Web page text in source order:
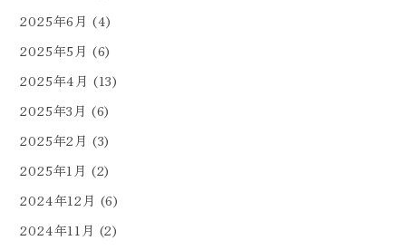
2025年6月 (4)
2025年5月 (6)
2025年4月 (13)
2025年3月 (6)
2025年2月 (3)
2025年1月 (2)
2024年12月 (6)
2024年11月 (2)